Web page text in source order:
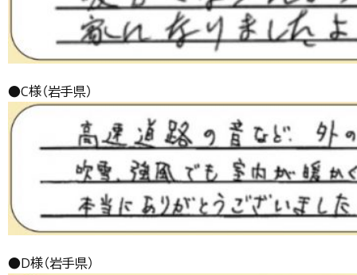
●C様（岩手県）
●D様（岩手県）